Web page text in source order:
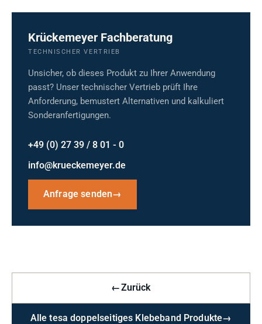
Krückemeyer Fachberatung
TECHNISCHER VERTRIEB
Unsicher, ob dieses Produkt zu Ihrer Anwendung
passt? Unser technischer Vertrieb prüft Ihre
Anforderung, bemustert Alternativen und kalkuliert
Sonderanfertigungen.
+49 (0) 27 39 / 8 01 - 0
info@krueckemeyer.de
Anfrage senden→
←Zurück
Alle tesa doppelseitiges Klebeband Produkte→